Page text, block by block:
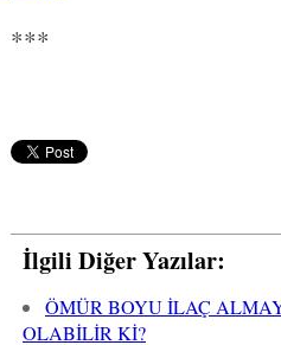
***
İlgili Diğer Yazılar:
ÖMÜR BOYU İLAÇ
OLABİLİR Kİ?